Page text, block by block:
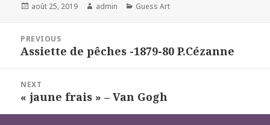
Posted
août 25, 2019 Author
admin Categories
Guess Art
l’article
PREVIOUS
Previous
Assiette de pêches -1879-80 P.Cézanne
NEXT
Next
post:
« jaune frais » – Van Gogh